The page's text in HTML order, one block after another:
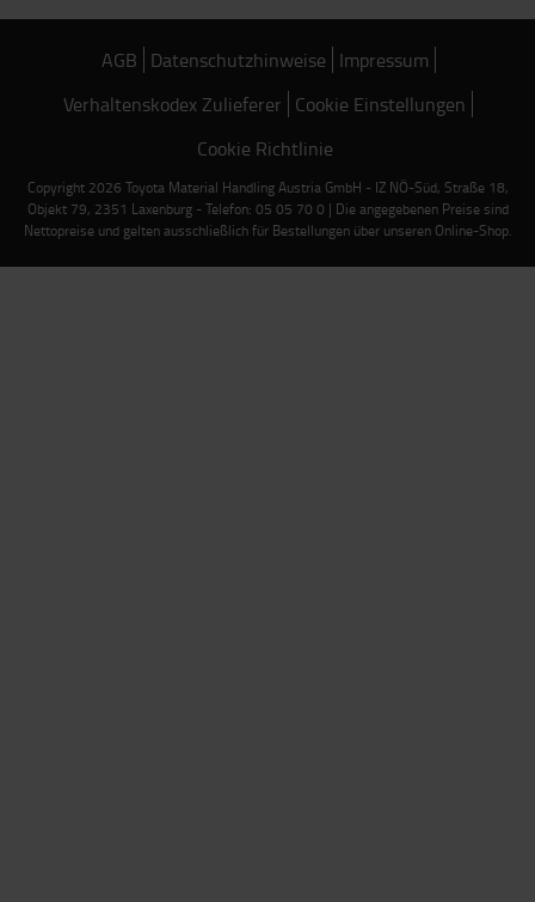
AGB Datenschutzhinweise Impressum
Verhaltenskodex Zulieferer Cookie Einstellungen
Cookie Richtlinie
Copyright 2026 Toyota Material Handling Austria GmbH - IZ NÖ-Süd, Straße 18,
Objekt 79, 2351 Laxenburg - Telefon: 05 05 70 0 | Die angegebenen Preise sind
Nettopreise und gelten ausschließlich für Bestellungen über unseren Online-Shop.